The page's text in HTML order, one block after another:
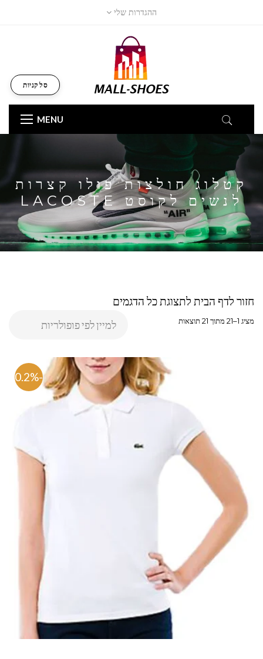
ההגדרות שלי
MENU
סל קניות
קטלוג חולצות פולו קצרות
לנשים לקוסט LACOSTE
חזור לדף הבית לתצוגת כל הדגמים
מציג 1–21 מתוך 21 תוצאות
-70.2%